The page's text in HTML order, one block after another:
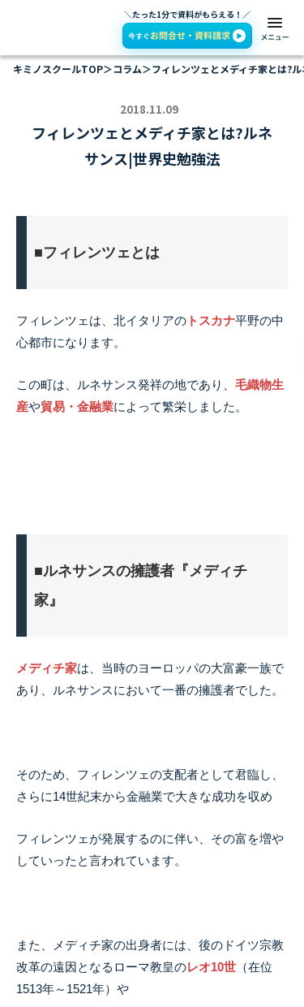
＼たった1分で資料がもらえる！／
キミノスクールTOP＞コラム＞フィレンツェとメディチ家とは?
2018.11.09
フィレンツェとメディチ家とは?ルネ
サンス|世界史勉強法
■フィレンツェとは
フィレンツェは、北イタリアの トスカナ平野の中
心都市になります。
この町は、ルネサンス発祥の地であり、 毛織物生
産や貿易・金融業によって繁栄しました。
■ルネサンスの擁護者『メディチ
家』
メディチ家は、当時のヨーロッパの大富豪一族で
あり、ルネサンスにおいて一番の擁護者でした。
そのため、フィレンツェの支配者として君臨し、
さらに14世紀末から金融業で大きな成功を収め
フィレンツェが発展するのに伴い、その富を増や
していったと言われています。
また、メディチ家の出身者には、後のドイツ宗教
改革の遠因となるローマ教皇のレオ10世 （在位
1513年～1521年）や